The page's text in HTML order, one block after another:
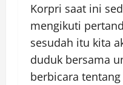
Korpri saat ini
mengikuti
sesudah itu kita
duduk bersama
berbicara tentang